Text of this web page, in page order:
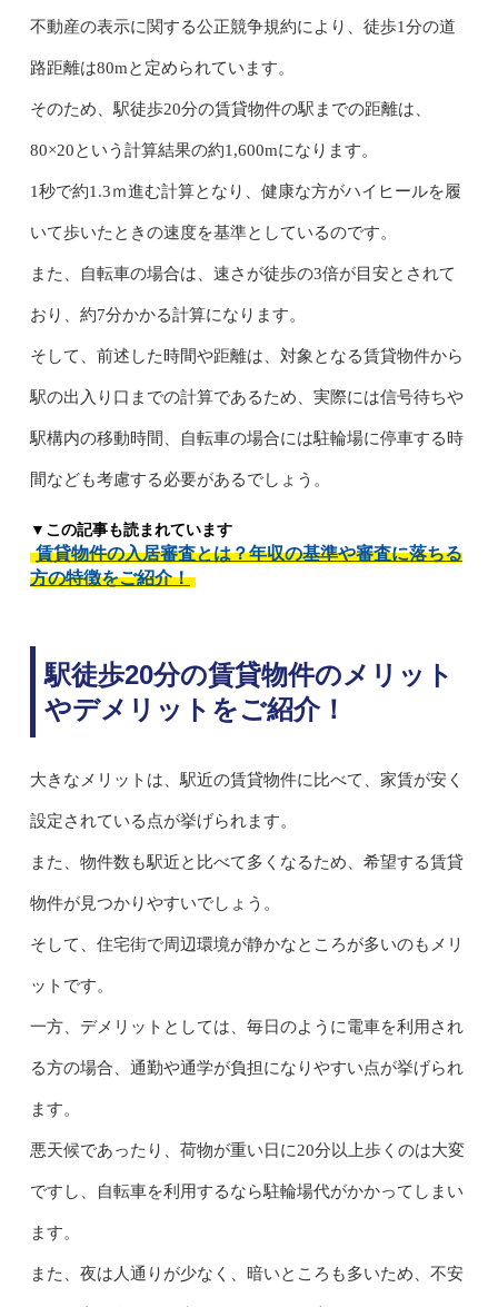
不動産の表示に関する公正競争規約により、徒歩1分の道
路距離は80mと定められています。
そのため、駅徒歩20分の賃貸物件の駅までの距離は、
80×20という計算結果の約1,600mになります。
1秒で約1.3ｍ進む計算となり、健康な方がハイヒールを履
いて歩いたときの速度を基準としているのです。
また、自転車の場合は、速さが徒歩の3倍が目安とされて
おり、約7分かかる計算になります。
そして、前述した時間や距離は、対象となる賃貸物件から
駅の出入り口までの計算であるため、実際には信号待ちや
駅構内の移動時間、自転車の場合には駐輪場に停車する時
間なども考慮する必要があるでしょう。
▼この記事も読まれています
賃貸物件の入居審査とは？年収の基準や審査に落ちる
方の特徴をご紹介！
駅徒歩20分の賃貸物件のメリット
やデメリットをご紹介！
大きなメリットは、駅近の賃貸物件に比べて、家賃が安く
設定されている点が挙げられます。
また、物件数も駅近と比べて多くなるため、希望する賃貸
物件が見つかりやすいでしょう。
そして、住宅街で周辺環境が静かなところが多いのもメリ
ットです。
一方、デメリットとしては、毎日のように電車を利用され
る方の場合、通勤や通学が負担になりやすい点が挙げられ
ます。
悪天候であったり、荷物が重い日に20分以上歩くのは大変
ですし、自転車を利用するなら駐輪場代がかかってしまい
ます。
また、夜は人通りが少なく、暗いところも多いため、不安